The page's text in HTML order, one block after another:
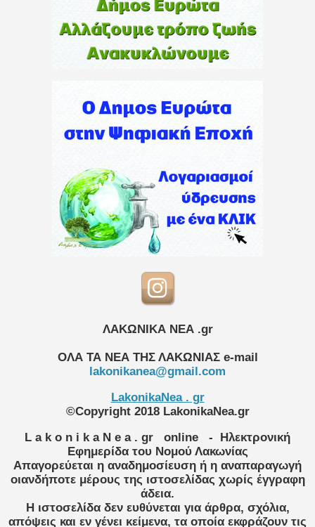
ΛΑΚΩΝΙΚΑ ΝΕΑ .gr
ΟΛΑ ΤΑ ΝΕΑ ΤΗΣ ΛΑΚΩΝΙΑΣ e-mail
lakonikanea@gmail.com
LakonikaNea . gr
©Copyright 2018 LakonikaNea.gr
L a k o n i k a N e a . gr
online
- Ηλεκτρονική
Εφημερίδα του Νομού Λακωνίας
Απαγορεύεται η αναδημοσίευση ή η αναπαραγωγή
οιανδήποτε μέρους της ιστοσελίδας χωρίς έγγραφη
άδεια.
Η ιστοσελίδα δεν ευθύνεται για άρθρα, σχόλια,
απόψεις και εν γένει κείμενα, τα οποία εκφράζουν τις